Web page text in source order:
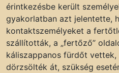
érintkezésbe került
gyakorlatban azt jelentette,
kontaktszemélyeket a
szállították, a „fertőző”
káliszappanos fürdőt
dörzsölték át, szükség